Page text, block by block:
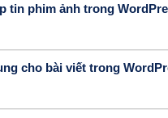
tin phim ảnh trong
cho bài viết trong